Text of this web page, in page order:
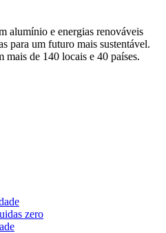
alumínio e energias renováveis
para um futuro mais sustentável.
mais de 140 locais e 40 países.
zero